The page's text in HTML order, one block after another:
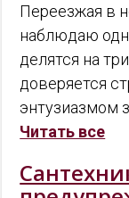
Переезжая в
наблюдаю
делятся на
доверяется
энтузиазмом
Читать все